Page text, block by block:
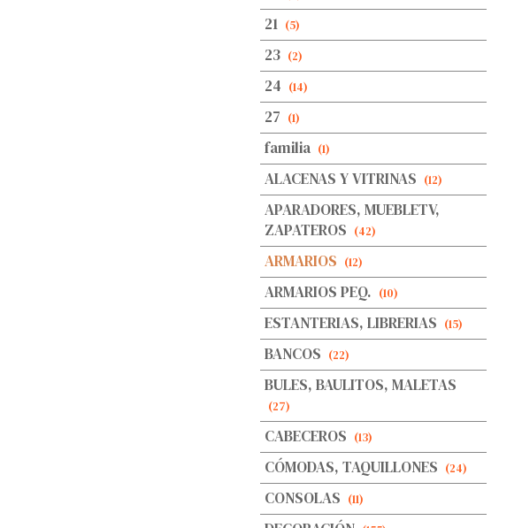
21 (5)
23 (2)
24 (14)
27 (1)
familia (1)
ALACENAS Y VITRINAS (12)
APARADORES, MUEBLETV,
ZAPATEROS (42)
ARMARIOS (12)
ARMARIOS PEQ. (10)
ESTANTERIAS, LIBRERIAS (15)
BANCOS (22)
BULES, BAULITOS, MALETAS
(27)
CABECEROS (13)
CÓMODAS, TAQUILLONES (24)
CONSOLAS (11)